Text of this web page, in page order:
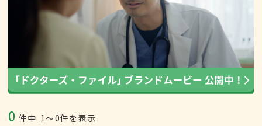
0 件中 1〜0件を表示